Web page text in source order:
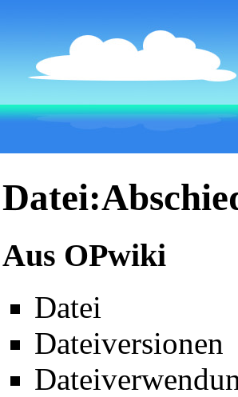
Aus OPwiki
Datei
Dateiversionen